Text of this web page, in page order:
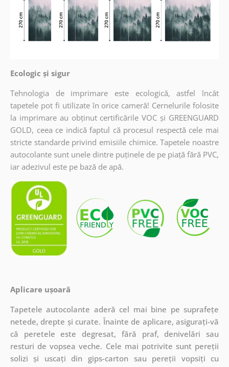
Ecologic și sigur
Tehnologia de imprimare este ecologică, astfel încât
tapetele pot fi utilizate în orice cameră! Cernelurile folosite
la imprimare au obținut certificările VOC și GREENGUARD
GOLD, ceea ce indică faptul că procesul respectă cele mai
stricte standarde privind emisiile chimice. Tapetele noastre
autocolante sunt unele dintre puținele de pe piață fără PVC,
iar adezivul este pe bază de apă.
Aplicare ușoară
Tapetele autocolante aderă cel mai bine pe suprafețe
netede, drepte și curate. Înainte de aplicare, asigurați-vă
că peretele este degresat, fără praf, denivelări sau
resturi de vopsea veche. Cele mai potrivite sunt pereții
solizi și uscați din gips-carton sau pereții vopsiți cu